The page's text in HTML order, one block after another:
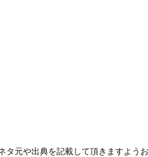
タ元や出典を記載して頂きますよう